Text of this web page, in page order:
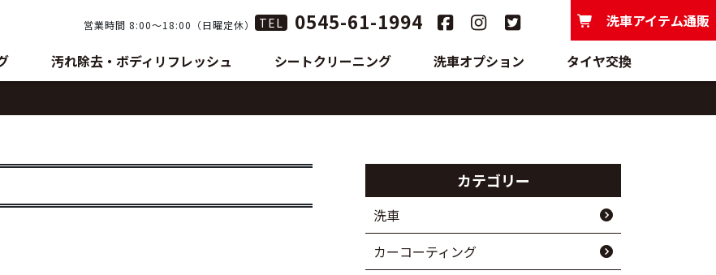
営業時間 8:00〜18:00（日曜定休） TEL 0545-61-1994
汚れ除去・ボディリフレッシュ シートクリーニング 洗車オプション タイヤ交換
洗車アイテム通販
カテゴリー
洗車
カーコーティング